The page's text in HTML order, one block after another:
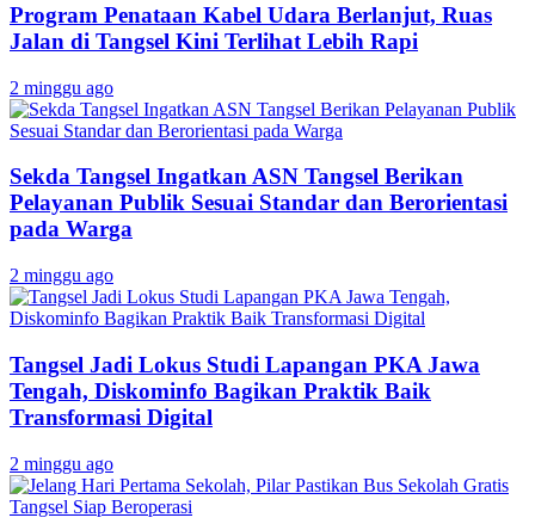
Program Penataan Kabel Udara Berlanjut, Ruas
Jalan di Tangsel Kini Terlihat Lebih Rapi
2 minggu ago
Sekda Tangsel Ingatkan ASN Tangsel Berikan
Pelayanan Publik Sesuai Standar dan Berorientasi
pada Warga
2 minggu ago
Tangsel Jadi Lokus Studi Lapangan PKA Jawa
Tengah, Diskominfo Bagikan Praktik Baik
Transformasi Digital
2 minggu ago